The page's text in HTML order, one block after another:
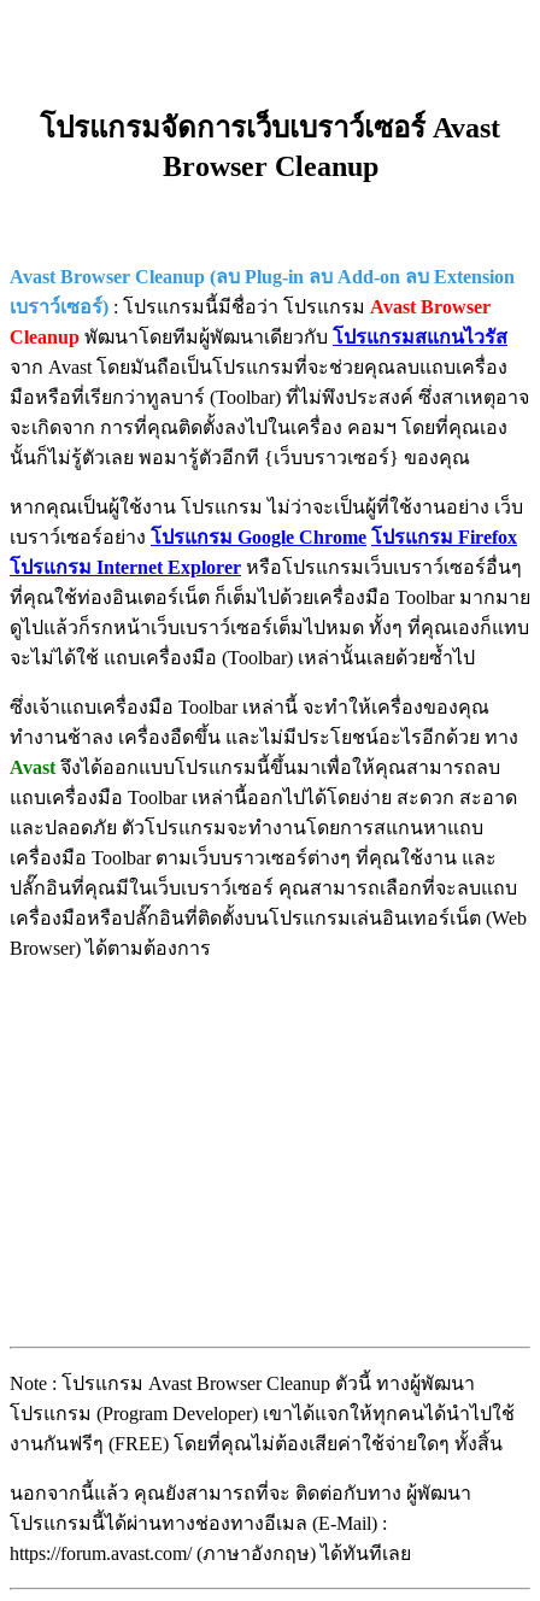
โปรแกรมจัดการเว็บเบราว์เซอร์ Avast
Browser Cleanup
Avast Browser Cleanup (ลบ Plug-in ลบ Add-on ลบ Extension
เบราว์เซอร์) : โปรแกรมนี้มีชื่อว่า โปรแกรม Avast Browser
Cleanup พัฒนาโดยทีมผู้พัฒนาเดียวกับ โปรแกรมสแกนไวรัส
จาก Avast โดยมันถือเป็นโปรแกรมที่จะช่วยคุณลบแถบเครื่อง
มือหรือที่เรียกว่าทูลบาร์ (Toolbar) ที่ไม่พึงประสงค์ ซึ่งสาเหตุอาจ
จะเกิดจาก การที่คุณติดตั้งลงไปในเครื่อง คอมฯ โดยที่คุณเอง
นั้นก็ไม่รู้ตัวเลย พอมารู้ตัวอีกที {เว็บบราวเซอร์} ของคุณ
หากคุณเป็นผู้ใช้งาน โปรแกรม ไม่ว่าจะเป็นผู้ที่ใช้งานอย่าง เว็บ
เบราว์เซอร์อย่าง โปรแกรม Google Chrome โปรแกรม Firefox
โปรแกรม Internet Explorer หรือโปรแกรมเว็บเบราว์เซอร์อื่นๆ
ที่คุณใช้ท่องอินเตอร์เน็ต ก็เต็มไปด้วยเครื่องมือ Toolbar มากมาย
ดูไปแล้วก็รกหน้าเว็บเบราว์เซอร์เต็มไปหมด ทั้งๆ ที่คุณเองก็แทบ
จะไม่ได้ใช้ แถบเครื่องมือ (Toolbar) เหล่านั้นเลยด้วยซ้ำไป
ซึ่งเจ้าแถบเครื่องมือ Toolbar เหล่านี้ จะทำให้เครื่องของคุณ
ทำงานช้าลง เครื่องอืดขึ้น และไม่มีประโยชน์อะไรอีกด้วย ทาง
Avast จึงได้ออกแบบโปรแกรมนี้ขึ้นมาเพื่อให้คุณสามารถลบ
แถบเครื่องมือ Toolbar เหล่านี้ออกไปได้โดยง่าย สะดวก สะอาด
และปลอดภัย ตัวโปรแกรมจะทำงานโดยการสแกนหาแถบ
เครื่องมือ Toolbar ตามเว็บบราวเซอร์ต่างๆ ที่คุณใช้งาน และ
ปลั๊กอินที่คุณมีในเว็บเบราว์เซอร์ คุณสามารถเลือกที่จะลบแถบ
เครื่องมือหรือปลั๊กอินที่ติดตั้งบนโปรแกรมเล่นอินเทอร์เน็ต (Web
Browser) ได้ตามต้องการ
Note : โปรแกรม Avast Browser Cleanup ตัวนี้ ทางผู้พัฒนา
โปรแกรม (Program Developer) เขาได้แจกให้ทุกคนได้นำไปใช้
งานกันฟรีๆ (FREE) โดยที่คุณไม่ต้องเสียค่าใช้จ่ายใดๆ ทั้งสิ้น
นอกจากนี้แล้ว คุณยังสามารถที่จะ ติดต่อกับทาง ผู้พัฒนา
โปรแกรมนี้ได้ผ่านทางช่องทางอีเมล (E-Mail) :
https://forum.avast.com/ (ภาษาอังกฤษ) ได้ทันทีเลย